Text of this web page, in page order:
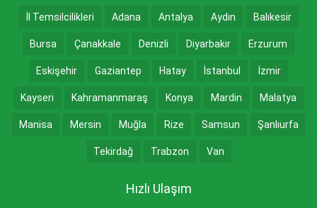
İl Temsilcilikleri Adana Antalya Aydın Balıkesir
Bursa Çanakkale Denizli Diyarbakır Erzurum
Eskişehir Gaziantep Hatay İstanbul İzmir
Kayseri Kahramanmaraş Konya Mardin Malatya
Manisa Mersin Muğla Rize Samsun Şanlıurfa
Tekirdağ Trabzon Van
Hızlı Ulaşım